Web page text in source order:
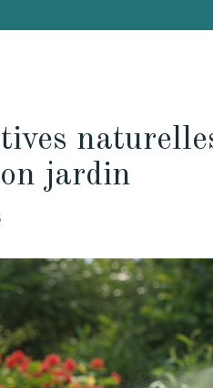
jardin